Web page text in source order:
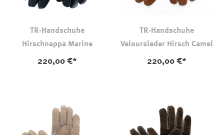
TR-Handschuhe
Hirschnappa Marine
220,00 €*
TR-Handschuhe
Veloursleder Hirsch Camel
220,00 €*